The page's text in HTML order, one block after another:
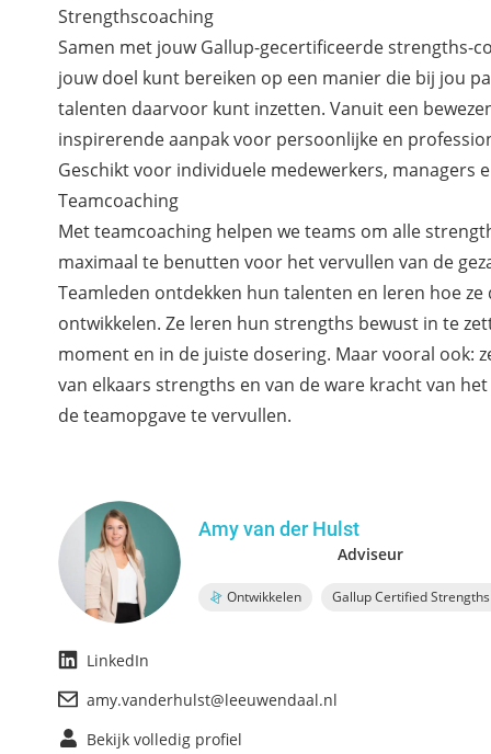
Strengthscoaching
Samen met jouw Gallup-gecertificeerde strengths-
jouw doel kunt bereiken op een manier die bij jou
talenten daarvoor kunt inzetten. Vanuit een
inspirerende aanpak voor persoonlijke en
Geschikt voor individuele medewerkers, managers
Teamcoaching
Met teamcoaching helpen we teams om alle
maximaal te benutten voor het vervullen van de
Teamleden ontdekken hun talenten en leren hoe ze
ontwikkelen. Ze leren hun strengths bewust in te
moment en in de juiste dosering. Maar vooral ook:
van elkaars strengths en van de ware kracht van
de teamopgave te vervullen.
Amy van der Hulst
Adviseur
Ontwikkelen Gallup Certified
LinkedIn
amy.vanderhulst@leeuwendaal.nl
Bekijk volledig profiel